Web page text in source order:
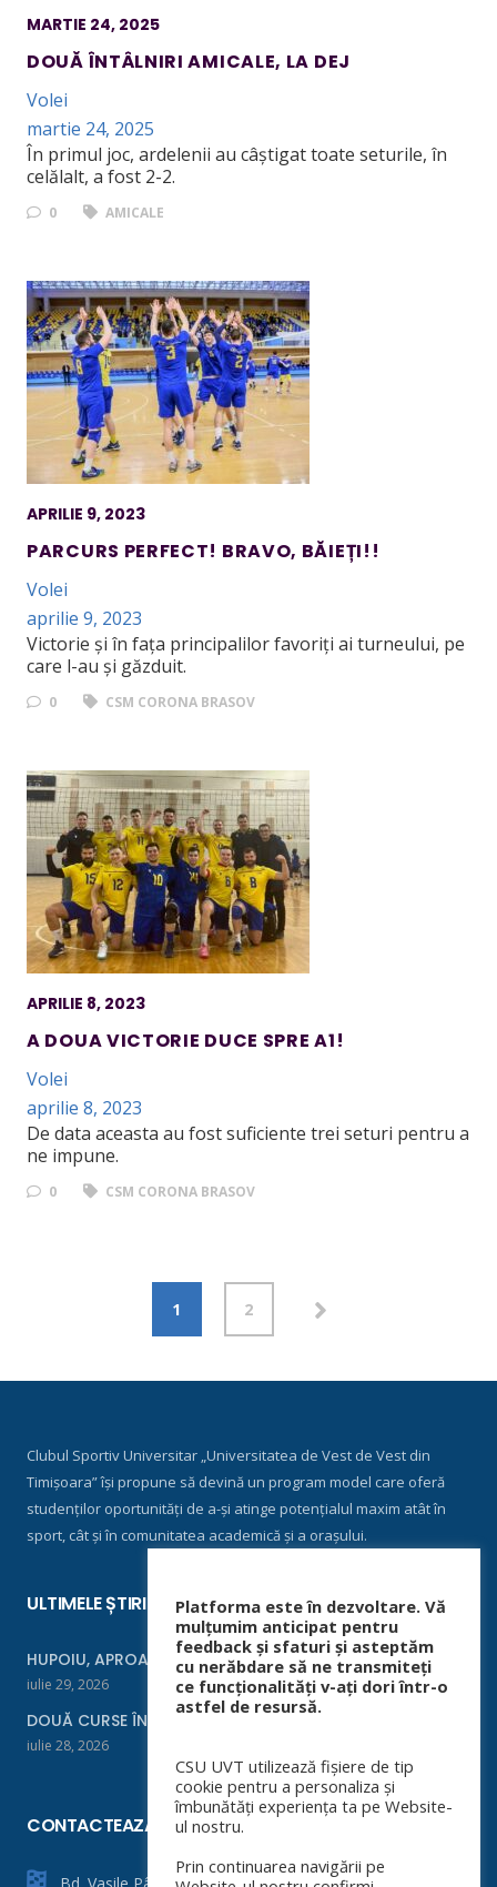
MARTIE 24, 2025
DOUĂ ÎNTÂLNIRI AMICALE, LA DEJ
Volei
martie 24, 2025
În primul joc, ardelenii au câștigat toate seturile, în
celălalt, a fost 2-2.
0 AMICALE
APRILIE 9, 2023
PARCURS PERFECT! BRAVO, BĂIEȚI!!
Volei
aprilie 9, 2023
Victorie și în fața principalilor favoriți ai turneului, pe
care l-au și găzduit.
0 CSM CORONA BRASOV
APRILIE 8, 2023
A DOUA VICTORIE DUCE SPRE A1!
Volei
aprilie 8, 2023
De data aceasta au fost suficiente trei seturi pentru a
ne impune.
0 CSM CORONA BRASOV
1 2
Clubul Sportiv Universitar „Universitatea de Vest de Vest din
Timișoara” își propune să devină un program model care oferă
studenților oportunități de a-și atinge potențialul maxim atât în
sport, cât și în comunitatea academică și a orașului.
ULTIMELE ȘTIRI
HUPOIU, APROAPE DE FINALĂ LA ORADEA
iulie 29, 2026
DOUĂ CURSE ÎNTR-UN WEEKEND
iulie 28, 2026
CONTACTEAZĂ-NE
Platforma este în dezvoltare. Vă
mulțumim anticipat pentru
feedback și sfaturi și asteptăm
cu nerăbdare să ne transmiteți
ce funcționalități v-ați dori într-o
astfel de resursă.
CSU UVT utilizează fișiere de tip
cookie pentru a personaliza și
îmbunătăți experiența ta pe Website-
ul nostru.
Prin continuarea navigării pe